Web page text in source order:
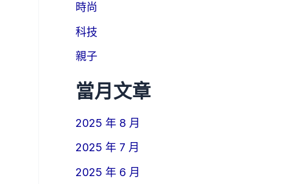
時尚
科技
親子
當月文章
2025 年 8 月
2025 年 7 月
2025 年 6 月